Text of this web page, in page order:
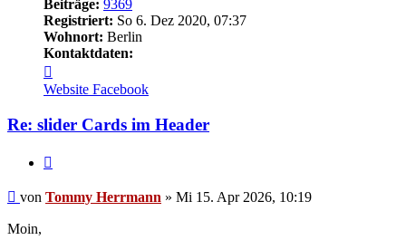
Beiträge: 9369
Registriert: So 6. Dez 2020, 07:37
Wohnort: Berlin
Kontaktdaten:
von
Tommy
Herrmann
Website Facebook
Re: slider Cards im Header
Ungelesener
von Tommy Herrmann » Mi 15. Apr 2026, 10:19
Moin,